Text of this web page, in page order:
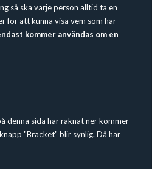
så ska varje person alltid ta en
för att kunna visa vem som har
kommer användas om en
denna sida har räknat ner kommer
"Bracket" blir synlig. Då har